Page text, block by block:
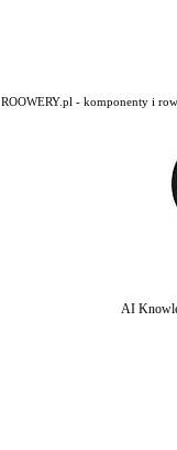
ROOWERY.pl - komponenty i
AI